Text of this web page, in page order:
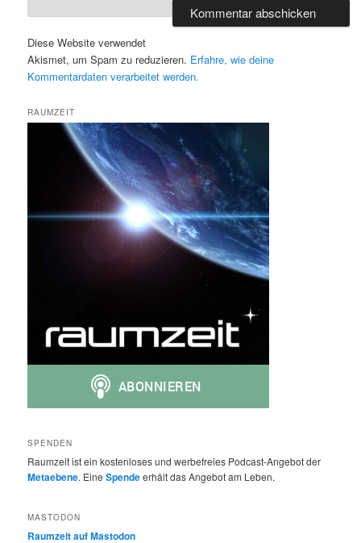
Diese Website verwendet
Akismet, um Spam zu reduzieren. Erfahre, wie deine
Kommentardaten verarbeitet werden.
RAUMZEIT
SPENDEN
Raumzeit ist ein kostenloses und werbefreies Podcast-Angebot der
Metaebene. EineSpendeerhält das Angebot am Leben.
MASTODON
Raumzeit auf Mastodon